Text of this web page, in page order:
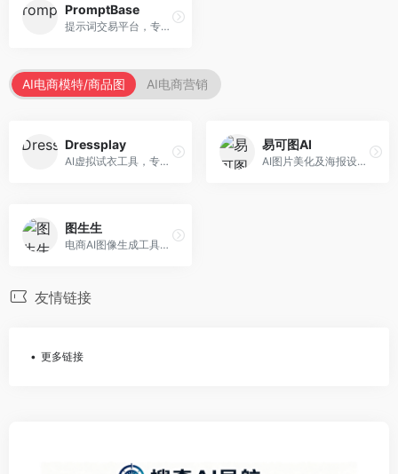
PromptBase
提示词交易平台，专注于高质量提示词买卖。面向AI创作者，提供提示词交易、模板购买、创作者收益等服务，提示词质量高。
AI电商模特/商品图 AI电商营销
Dressplay
AI虚拟试衣工具，专注于服装电商体验。面向服装电商，提供虚拟试穿、尺码推荐、穿搭建议等服务，试衣体验真实。
易可图AI
AI图片美化及海报设计平台，专注于电商视觉设计。面向电商卖家，提供图片美化、海报设计、营销素材等服务，设计效率高。
图生生
电商AI图像生成工具，专注于商品图创作。面向电商卖家，提供商品图生成、背景替换、批量处理等服务，商品图质量高。
友情链接
更多链接